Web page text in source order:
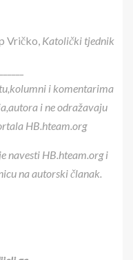
Vričko, Katolički tjednik
i komentarima
i ne odražavaju
HB.hteam.org
navesti HB.hteam.org i
na autorski članak.